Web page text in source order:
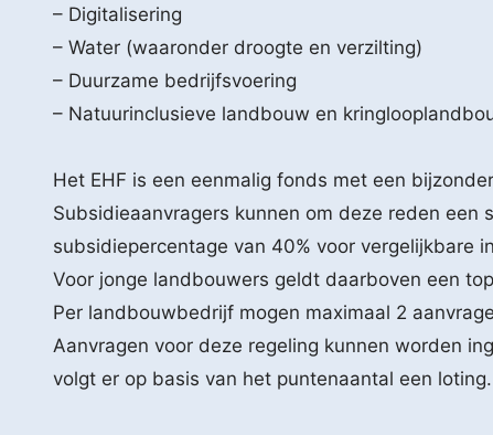
– Digitalisering
– Water (waaronder droogte en verzilting)
– Duurzame bedrijfsvoering
– Natuurinclusieve landbouw en
Het EHF is een eenmalig fonds met een
Subsidieaanvragers kunnen om deze reden een
subsidiepercentage van 40% voor vergelijkbare
Voor jonge landbouwers geldt daarboven een
Per landbouwbedrijf mogen maximaal 2
Aanvragen voor deze regeling kunnen worden
volgt er op basis van het puntenaantal een loting.